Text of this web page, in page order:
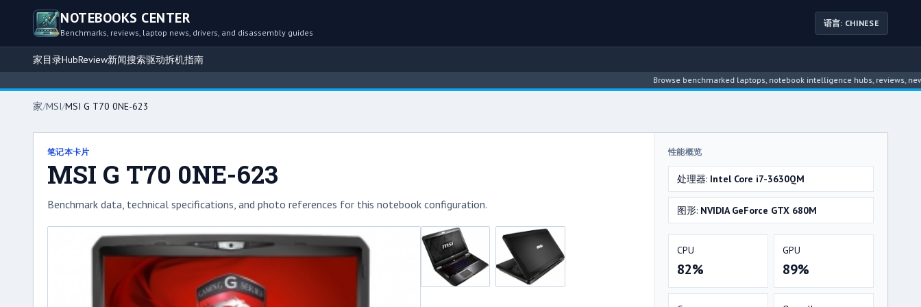
NOTEBOOKS CENTER
Benchmarks, reviews, laptop news, drivers, and disassembly guides
语言: CHINESE
家目录HubReview新闻搜索驱动拆机指南
Browse benchmarked laptops, notebook intelligence hubs, reviews, news,
家/MSI/MSI G T70 0NE-623
笔记本卡片
MSI G T70 0NE-623
Benchmark data, technical specifications, and photo references for this notebook configuration.
性能概览
处理器: Intel Core i7-3630QM
图形: NVIDIA GeForce GTX 680M
CPU
82%
GPU
89%